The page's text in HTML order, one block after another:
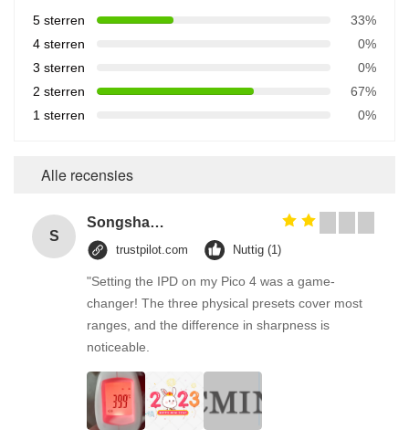
5 sterren
33%
4 sterren
0%
3 sterren
0%
2 sterren
67%
1 sterren
0%
Alle recensies
S
Songshang
trustpilot.com Nuttig (1)
"Setting the IPD on my Pico 4 was a game-
changer! The three physical presets cover most
ranges, and the difference in sharpness is
noticeable.